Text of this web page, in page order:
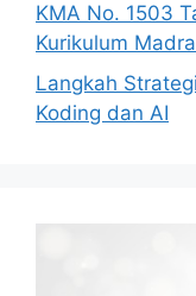
KMA No. 1503
Kurikulum
Langkah
Koding dan AI